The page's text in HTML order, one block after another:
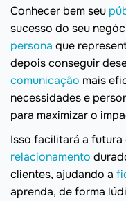
Conhecer bem seu
sucesso do seu
persona que
depois conseguir
comunicação mais
necessidades e
para maximizar o
Isso facilitará a
relacionamento
clientes, ajudando a
aprenda, de forma